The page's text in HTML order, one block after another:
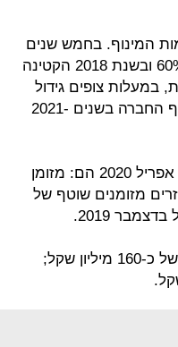
המינוף. בחמש שנים
האחרונות הקטינה פרטנר את החוב המתואם שלה בכ-60% ובשנת 2018 הקטינה
שקל. עם זאת, במעלות צופים גידול
בחוב וקיטון ביתרות המזומנים וכתוצאה מכך עלייה במינוף החברה בשנים 2021-
במעלות מניחים כי המקורות העומדים לרשות פרטנר עד אפריל 2020 הם: מזומן
של כ-600 מיליון שקל; תזרים מזומנים שוטף של
מנגד, מניחה מעלות כי שימושי החברה יהיו: תשלום חוב של כ-160 מיליון שקל;